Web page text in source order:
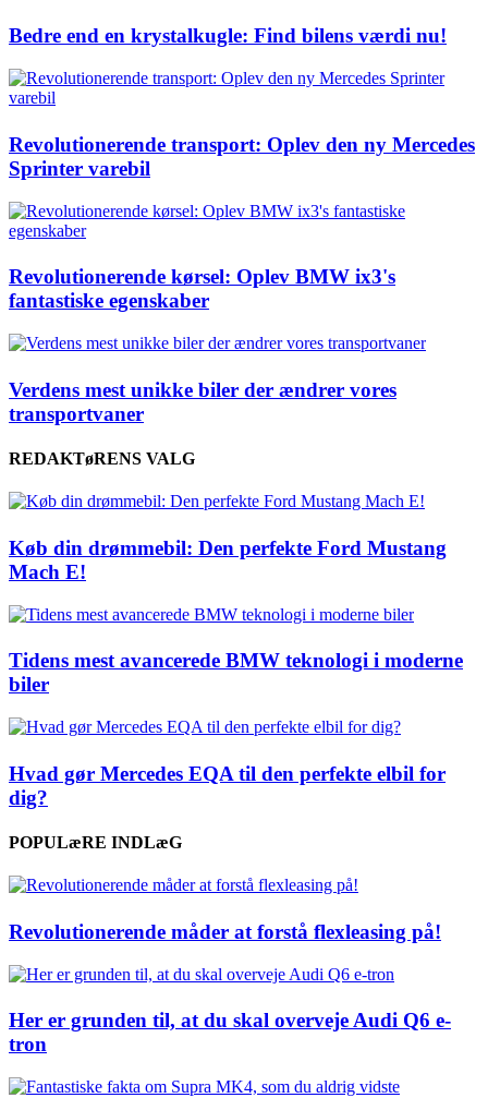
Bedre end en krystalkugle: Find bilens værdi nu!
Revolutionerende transport: Oplev den ny Mercedes
Sprinter varebil
Revolutionerende kørsel: Oplev BMW ix3's
fantastiske egenskaber
Verdens mest unikke biler der ændrer vores
transportvaner
REDAKTøRENS VALG
Køb din drømmebil: Den perfekte Ford Mustang
Mach E!
Tidens mest avancerede BMW teknologi i moderne
biler
Hvad gør Mercedes EQA til den perfekte elbil for
dig?
POPULæRE INDLæG
Revolutionerende måder at forstå flexleasing på!
Her er grunden til, at du skal overveje Audi Q6 e-
tron